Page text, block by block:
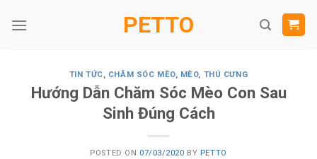
PETTO
TIN TỨC, CHĂM SÓC MÈO, MÈO, THÚ CƯNG
Hướng Dẫn Chăm Sóc Mèo Con Sau
Sinh Đúng Cách
POSTED ON 07/03/2020 BY PETTO